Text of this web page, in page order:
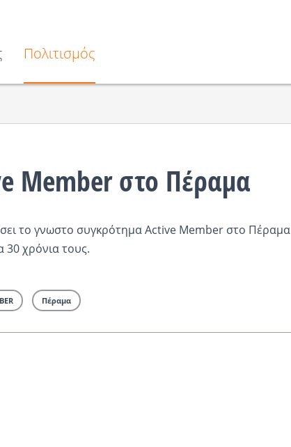
Πολιτισμός
Member στο Πέραμα
το γνωστο συγκρότημα Active Member στο Πέραμα
30 χρόνια τους.
Πέραμα